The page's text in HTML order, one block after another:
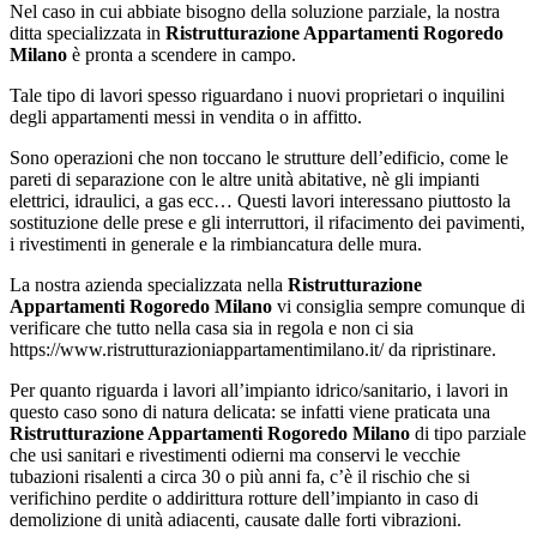
Nel caso in cui abbiate bisogno della soluzione parziale, la nostra
ditta specializzata in Ristrutturazione Appartamenti Rogoredo
Milano è pronta a scendere in campo.
Tale tipo di lavori spesso riguardano i nuovi proprietari o inquilini
degli appartamenti messi in vendita o in affitto.
Sono operazioni che non toccano le strutture dell’edificio, come le
pareti di separazione con le altre unità abitative, nè gli impianti
elettrici, idraulici, a gas ecc… Questi lavori interessano piuttosto la
sostituzione delle prese e gli interruttori, il rifacimento dei pavimenti,
i rivestimenti in generale e la rimbiancatura delle mura.
La nostra azienda specializzata nella Ristrutturazione
Appartamenti Rogoredo Milano vi consiglia sempre comunque di
verificare che tutto nella casa sia in regola e non ci sia
https://www.ristrutturazioniappartamentimilano.it/ da ripristinare.
Per quanto riguarda i lavori all’impianto idrico/sanitario, i lavori in
questo caso sono di natura delicata: se infatti viene praticata una
Ristrutturazione Appartamenti Rogoredo Milano di tipo parziale
che usi sanitari e rivestimenti odierni ma conservi le vecchie
tubazioni risalenti a circa 30 o più anni fa, c’è il rischio che si
verifichino perdite o addirittura rotture dell’impianto in caso di
demolizione di unità adiacenti, causate dalle forti vibrazioni.